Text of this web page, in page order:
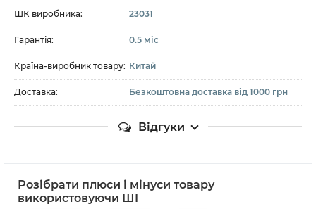
ШК виробника: 23031
Гарантія: 0.5 міс
Країна-виробник товару: Китай
Доставка: Безкоштовна доставка від 1000 грн
Відгуки
Розібрати плюси і мінуси товару
використовуючи ШІ